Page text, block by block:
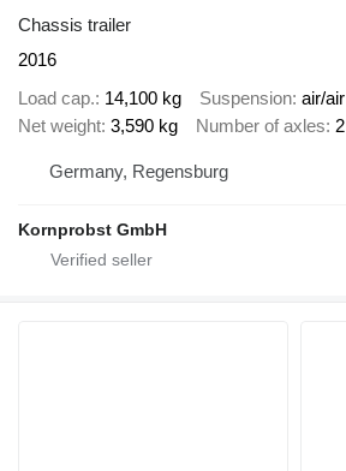
Chassis trailer
2016
Load cap. 14,100 kg Suspension air/air
Net weight 3,590 kg Number of axles 2
Germany, Regensburg
Kornprobst GmbH